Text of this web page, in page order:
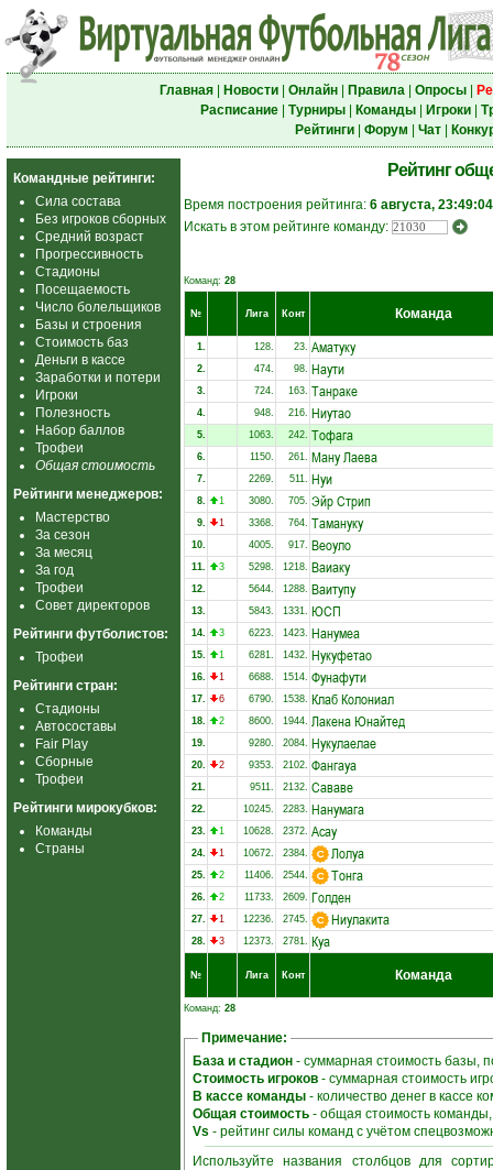
Главная| Новости| Онлайн| Правила| Опросы|
Расписание| Турниры| Команды| Игроки|
Рейтинги| Форум Чат|
Командные рейтинги:
Сила состава
Без игроков сборных
Средний возраст
Прогрессивность
Стадионы
Посещаемость
Число болельщиков
Базы и строения
Стоимость баз
Деньги в кассе
Заработки и потери
Игроки
Полезность
Набор баллов
Трофеи
Общая стоимость
Рейтинги менеджеров:
Мастерство
За сезон
За месяц
За год
Трофеи
Совет директоров
Рейтинги футболистов:
Трофеи
Рейтинги стран:
Стадионы
Автосоставы
Fair Play
Сборные
Трофеи
Рейтинги мирокубков:
Команды
Страны
Рейтинг
Время построения рейтинга: 6 августа, 23:49:04
Искать в этом рейтинге команду:
Команд: 28
№ Лига Конт Команда
1. 128. 23. Аматуку
2. 474. 98. Наути
3. 724. 163. Танраке
4. 948. 216. Ниутао
5. 1063. 242. Тофага
6. 1150. 261. Ману Лаева
7. 2269. 511. Нуи
8. 1 3080. 705. Эйр Стрип
9. 1 3368. 764. Тамануку
10. 4005. 917. Веоуло
11. 3 5298. 1218. Ваиаку
12. 5644. 1288. Ваитупу
13. 5843. 1331. ЮСП
14. 3 6223. 1423. Нанумеа
15. 1 6281. 1432. Нукуфетао
16. 1 6688. 1514. Фунафути
17. 6 6790. 1538. Клаб Колониал
18. 2 8600. 1944. Лакена Юнайтед
19. 9280. 2084. Нукулаелае
20. 2 9353. 2102. Фангауа
21. 9511. 2132. Сававе
22. 10245. 2283. Нанумага
23. 1 10628. 2372. Асау
24. 1 10672. 2384. Лолуа
25. 2 11406. 2544. Тонга
26. 2 11733. 2609. Голден
27. 1 12236. 2745. Ниулакита
28. 3 12373. 2781. Куа
№ Лига Конт Команда
Команд: 28
Примечание:
База и стадион - суммарная стоимость базы,
Стоимость игроков - суммарная стоимость
В кассе команды - количество денег в кассе
Общая стоимость - общая стоимость
Vs - рейтинг силы команд с учётом
Используйте названия столбцов для